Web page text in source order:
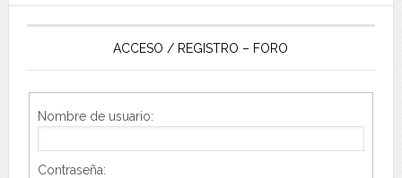
ACCESO / REGISTRO – FORO
Nombre de usuario:
Contraseña: